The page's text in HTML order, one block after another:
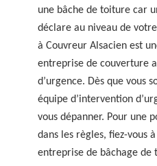
une bâche de toiture car
déclare au niveau de
à Couvreur Alsacien est
entreprise de couverture
d’urgence. Dès que vous
équipe d’intervention
vous dépanner. Pour une
dans les règles, fiez-vous
entreprise de bâchage de